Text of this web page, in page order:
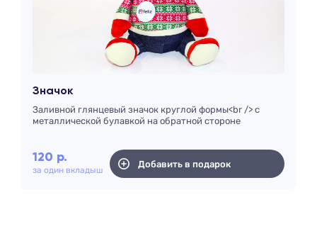
Значок
Заливной глянцевый значок круглой формы<br /> с
металлической булавкой на обратной стороне
120 р.
за один вкладыш
Добавить в подарок